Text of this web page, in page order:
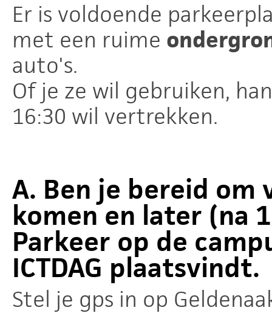
Er is voldoende
met een ruime
auto's.
Of je ze wil gebruiken,
16:30 wil vertrekken.
A. Ben je bereid
komen en later (na
Parkeer op de
ICTDAG plaatsvindt.
Stel je gps in op